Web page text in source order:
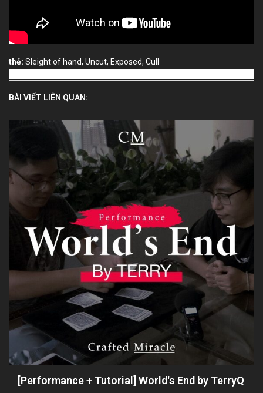
thẻ: Sleight of hand, Uncut, Exposed, Cull
BÀI VIẾT LIÊN QUAN:
[Performance + Tutorial] World's End by TerryQ